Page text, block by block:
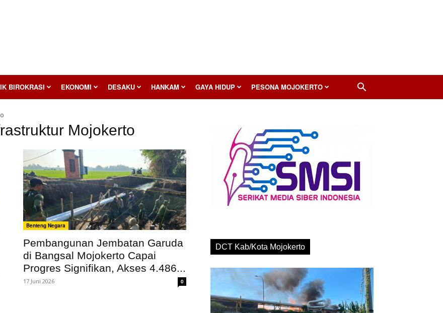
BIROKRASI EKONOMI DESAKU HANKAM GAYA HIDUP PESONA MOJOKERTO
Mojokerto
Benteng Negara
Pembangunan Jembatan Garuda
di Bangsal Mojokerto Capai
Progres Signifikan, Akses 4.486...
17 Juni 2026 0
DCT Kab/Kota Mojokerto